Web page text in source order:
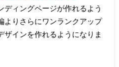
ディングページが作れるよう
よりさらにワンランクアップ
ザインを作れるようになりま